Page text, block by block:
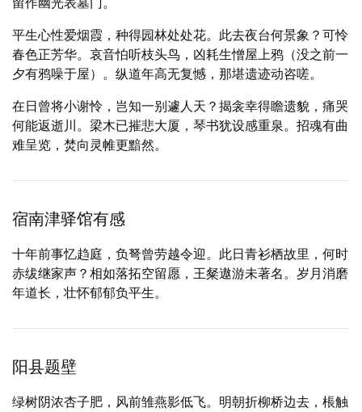
平生心性爱烟霞，种得园林处处花。此去夜台何景象？可怜
春色正芳华。哀音怕听枝头鸟，凶耗生憎屋上鸦（没之前一
夕有鸦噪于屋）。纵道年高无复憾，那堪遗迹动咨嗟。
在日曾将小谢怜，岂知一别遽人天？揭衾幸得瞻遗貌，痛哭
何能返逝川。梁木已摧悲大厦，琴书犹设感重泉。招魂有曲
难呈览，焚向灵帷更黯然。
宿南津驿馆有感
十年前事忆趋庭，负弩曾劳越令迎。此日青衫栖故里，何时
赤绂继家声？相如落拓空留愿，王粲遨游未著名。岁月消磨
年道长，壮怀郁郁负平生。
阳县题壁
绿树阴浓杏子肥，风前雏燕影低飞。明朝折柳桥边去，棖触